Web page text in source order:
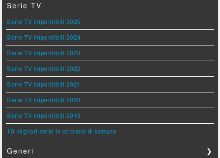
Serie TV
Serie TV imperdibili 2025
Serie TV imperdibili 2024
Serie TV imperdibili 2023
Serie TV imperdibili 2022
Serie TV imperdibili 2021
Serie TV imperdibili 2020
Serie TV imperdibili 2019
10 migliori serie tv coreane di sempre
Generi ❯